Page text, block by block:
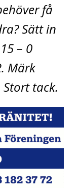
få
Sätt in
– 0
Märk
tack.